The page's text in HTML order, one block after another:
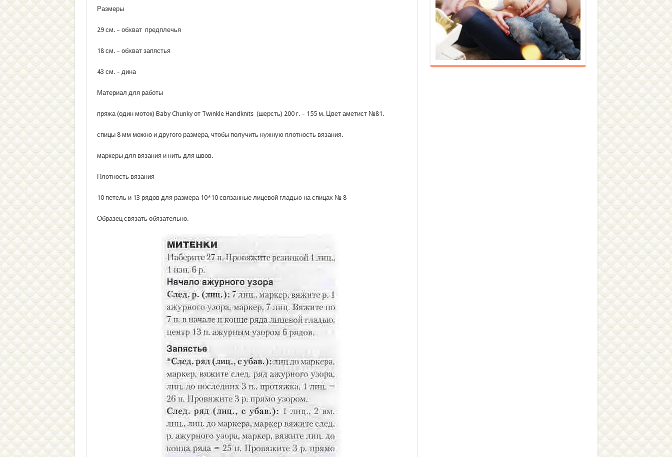
Размеры
29 см. – обхват предплечья
18 см. – обхват запястья
43 см. – дина
Материал для работы
пряжа (один моток) Baby Chunky от Twinkle Handknits (шерсть) 200 г. – 155 м. Цвет аметист №81.
спицы 8 мм можно и другого размера, чтобы получить нужную плотность вязания.
маркеры для вязания и нить для швов.
Плотность вязания
10 петель и 13 рядов для размера 10*10 связанные лицевой гладью на спицах № 8
Образец связать обязательно.